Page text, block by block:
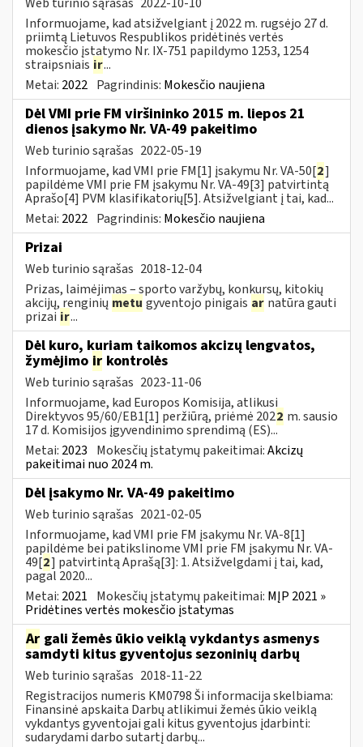
Informuojame, kad atsižvelgiant į 2022 m. rugsėjo 27 d.
priimtą Lietuvos Respublikos pridėtinės vertės
mokesčio įstatymo Nr. IX-751 papildymo 1253, 1254
straipsniais ir...
Metai: 2022 Pagrindinis: Mokesčio naujiena
Dėl VMI prie FM viršininko 2015 m. liepos 21
dienos įsakymo Nr. VA-49 pakeitimo
Web turinio sąrašas 2022-05-19
Informuojame, kad VMI prie FM[1] įsakymu Nr. VA-50[2]
papildėme VMI prie FM įsakymu Nr. VA-49[3] patvirtintą
Aprašo[4] PVM klasifikatorių[5]. Atsižvelgiant į tai, kad...
Metai: 2022 Pagrindinis: Mokesčio naujiena
Prizai
Web turinio sąrašas 2018-12-04
Prizas, laimėjimas – sporto varžybų, konkursų, kitokių
akcijų, renginių metu gyventojo pinigais ar natūra gauti
prizai ir...
Dėl kuro, kuriam taikomos akcizų lengvatos,
žymėjimo ir kontrolės
Web turinio sąrašas 2023-11-06
Informuojame, kad Europos Komisija, atlikusi
Direktyvos 95/60/EB1[1] peržiūrą, priėmė 2022 m. sausio
17 d. Komisijos įgyvendinimo sprendimą (ES)...
Metai: 2023 Mokesčių įstatymų pakeitimai:Akcizų
pakeitimai nuo 2024 m.
Dėl įsakymo Nr. VA-49 pakeitimo
Web turinio sąrašas 2021-02-05
Informuojame, kad VMI prie FM įsakymu Nr. VA-8[1]
papildėme bei patikslinome VMI prie FM įsakymu Nr. VA-
49[2] patvirtintą Aprašą[3]: 1. Atsižvelgdami į tai, kad,
pagal 2020...
Metai: 2021 Mokesčių įstatymų pakeitimai: MĮP 2021 »
Pridėtines vertės mokesčio įstatymas
Ar gali žemės ūkio veiklą vykdantys asmenys
samdyti kitus gyventojus sezoninių darbų
Web turinio sąrašas 2018-11-22
Registracijos numeris KM0798 Ši informacija skelbiama:
Finansinė apskaita Darbų atlikimui žemės ūkio veiklą
vykdantys gyventojai gali kitus gyventojus įdarbinti:
sudarydami darbo sutartį darbų...